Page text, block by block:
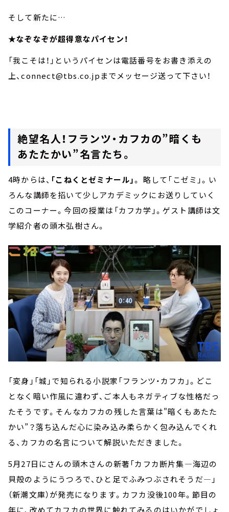
そして新たに…
★なぞなぞが超得意なパイセン！
「我こそは！」というパイセンは電話番号をお書き添えの
上、connect@tbs.co.jpまでメッセージ送って下さい！
絶望名人！フランツ・カフカの”暗くも
あたたかい”名言たち。
4時からは、 「こねくとゼミナール」。 略して「こゼミ」。い
ろんな講師を招いて少しアカデミックにお送りしていく
このコーナー。今回の授業は「カフカ学」。ゲスト講師は文
学紹介者の頭木弘樹さん。
「変身」「城」で知られる小説家「フランツ・カフカ」。どこ
となく暗い作風に違わず、ご本人もネガティブな性格だっ
たそうです。そんなカフカの残した言葉は"暗くもあたた
かい”？落ち込んだ心に染み込み柔らかく包み込んでくれ
る、カフカの名言について解説いただきました。
5月27日にさんの頭木さんの新著「カフカ断片集―海辺の
貝殻のようにうつろで、ひと足でふみつぶされそうだ―」
（新潮文庫）が発売になります。カフカ没後100年。節目の
年に、改めてカフカの世界に触れてみるのはいかがでしょ